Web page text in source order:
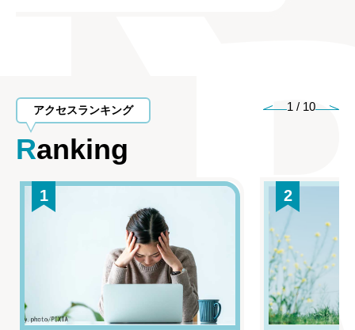
アクセスランキング
Ranking
1 / 10
1 2